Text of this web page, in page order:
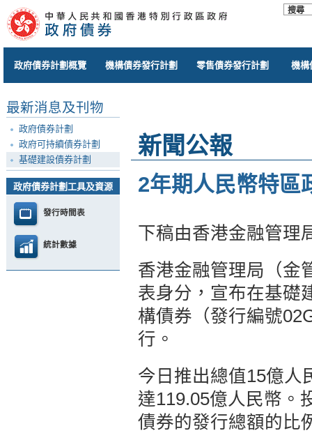
政府債券計劃概覽 機構債券發行計劃 零售債券發行計劃 機構
最新消息及刊物
政府債券計劃
政府可持續債券計劃
基礎建設債券計劃
政府債券計劃工具及資源
發行時間表
統計數據
新聞公報
2年期人民幣特區
下稿由香港金融管理
香港金融管理局（金
表身分，宣布在基礎
構債券（發行編號
行。
今日推出總值15億人
達119.05億人民幣。
債券的發行總額的比